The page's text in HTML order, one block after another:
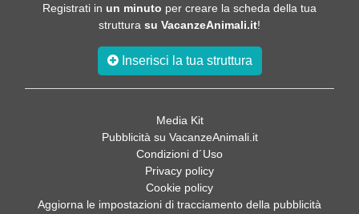
Registrati in un minuto per creare la scheda della tua
struttura su VacanzeAnimali.it!
Inserisci la tua struttura
Media Kit
Pubblicità su VacanzeAnimali.it
Condizioni d´Uso
Privacy policy
Cookie policy
Aggiorna le impostazioni di tracciamento della pubblicità